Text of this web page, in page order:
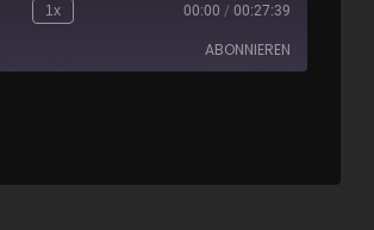
1x 00:00 / 00:27:39
ABONNIEREN